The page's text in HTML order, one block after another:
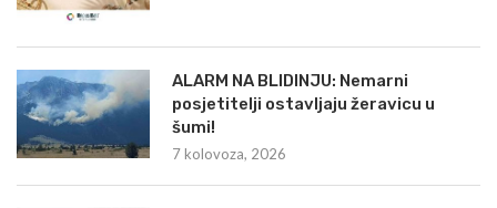
ALARM NA BLIDINJU: Nemarni
posjetitelji ostavljaju žeravicu u
šumi!
7 kolovoza, 2026